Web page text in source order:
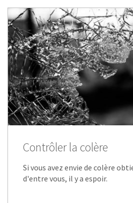
Contrôler la colère
Si vous avez envie de colère
d'entre vous, il y a espoir.